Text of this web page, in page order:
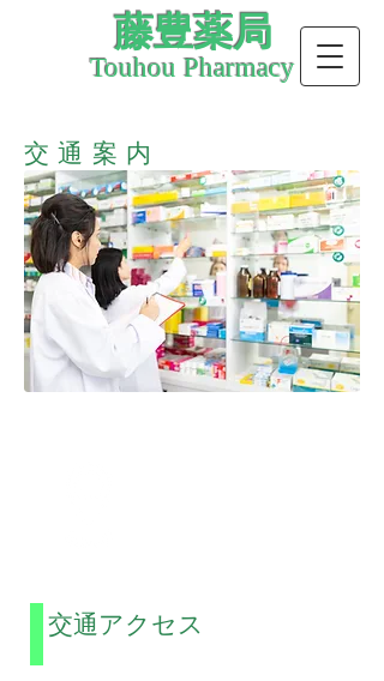
藤豊薬局
Touhou Pharmacy
交通案内
交通アクセス